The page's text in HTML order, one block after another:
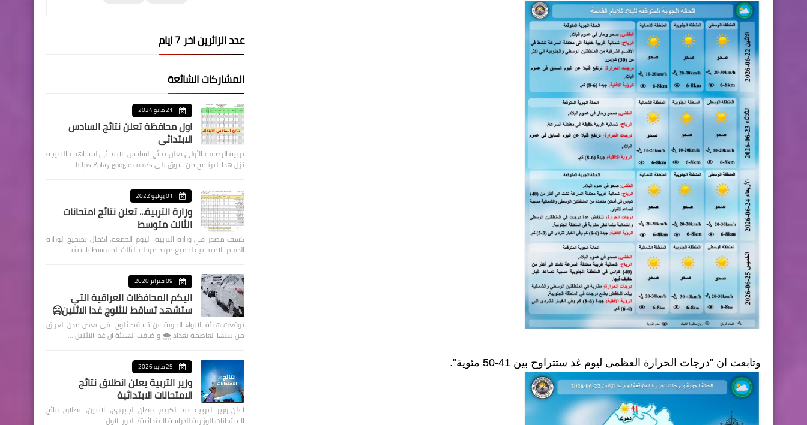
وتابعت ان "درجات الحرارة العظمى ليوم غد ستتراوح بين 41-50 مئوية".
عدد الزائرين اخر 7 ايام
المشاركات الشائعة
21 مايو 2024
اول محافظة تعلن نتائج السادس
الابتدائي
تربية الرصافة الأولى تعلن نتائج السادس الابتدائي لمشاهدة النتيجة
نزل هذا البرنامج من سوق بلي https://play.google.com/s…
01 يوليو 2022
وزارة التربية... تعلن نتائج امتحانات
الثالث متوسط
كشف مصدر في وزارة التربية، اليوم الجمعة، اكمال تصحيح الوزارة
الدفاتر الامتحانية لجميع مواد مرحلة الثالث المتوسط باستثنا…
09 فبراير 2020
اليكم المحافظات العراقية التي
ستشهد تساقط للثلوج غدا الاثنين🥶
توقعت هيئة الانواء الجوية عن تساقط ثلوج في بعض مدن العراق
من بينها العاصمة بغداد ⁦🌨️⁩ واضافت الهيئة ان غدا الاثنين …
25 مايو 2026
وزير التربية يعلن انطلاق نتائج
الامتحانات الابتدائية
أعلن وزير التربية عبد الكريم عبطان الجبوري، الاثنين، انطلاق نتائج
الامتحانات الوزارية للدراسة الابتدائية/ الدور الأول…